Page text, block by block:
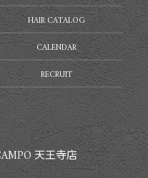
HAIR CATALOG
CALENDAR
RECRUIT
天王寺店